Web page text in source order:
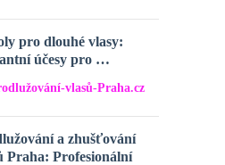
pro dlouhé vlasy:
účesy pro …
vlasů-Praha.cz
a zhušťování
Praha: Profesionální